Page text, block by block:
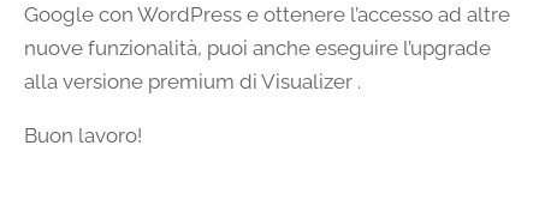
Google con WordPress e ottenere l’accesso ad altre
nuove funzionalità, puoi anche eseguire l’upgrade
alla versione premium di Visualizer .
Buon lavoro!